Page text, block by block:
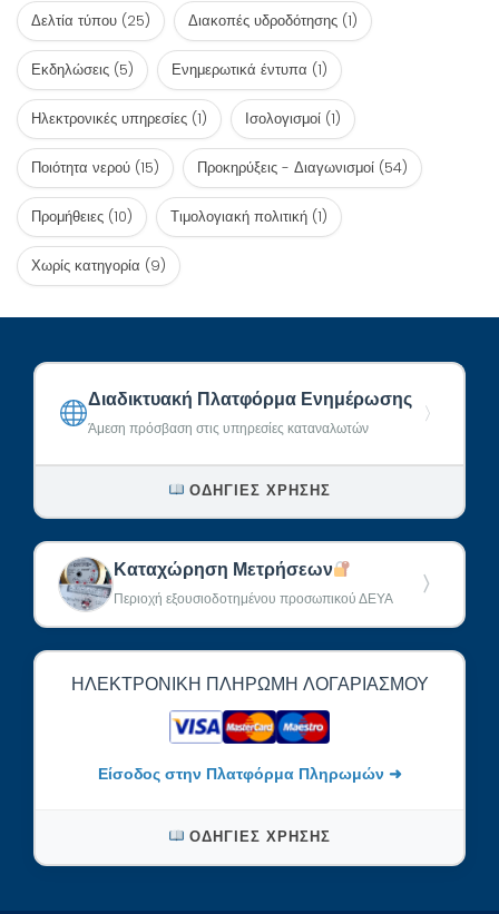
Δελτία τύπου (25) Διακοπές υδροδότησης (1)
Εκδηλώσεις (5) Ενημερωτικά έντυπα (1)
Ηλεκτρονικές υπηρεσίες (1) Ισολογισμοί (1)
Ποιότητα νερού (15) Προκηρύξεις - Διαγωνισμοί (54)
Προμήθειες (10) Τιμολογιακή πολιτική (1)
Χωρίς κατηγορία (9)
Διαδικτυακή Πλατφόρμα Ενημέρωσης
Άμεση πρόσβαση στις υπηρεσίες καταναλωτών
〉
ΟΔΗΓΊΕΣ ΧΡΉΣΗΣ
Καταχώρηση Μετρήσεων
Περιοχή εξουσιοδοτημένου προσωπικού ΔΕΥΑ
〉
ΗΛΕΚΤΡΟΝΙΚΉ ΠΛΗΡΩΜΉ ΛΟΓΑΡΙΑΣΜΟΎ
Είσοδος στην Πλατφόρμα Πληρωμών ➜
ΟΔΗΓΊΕΣ ΧΡΉΣΗΣ